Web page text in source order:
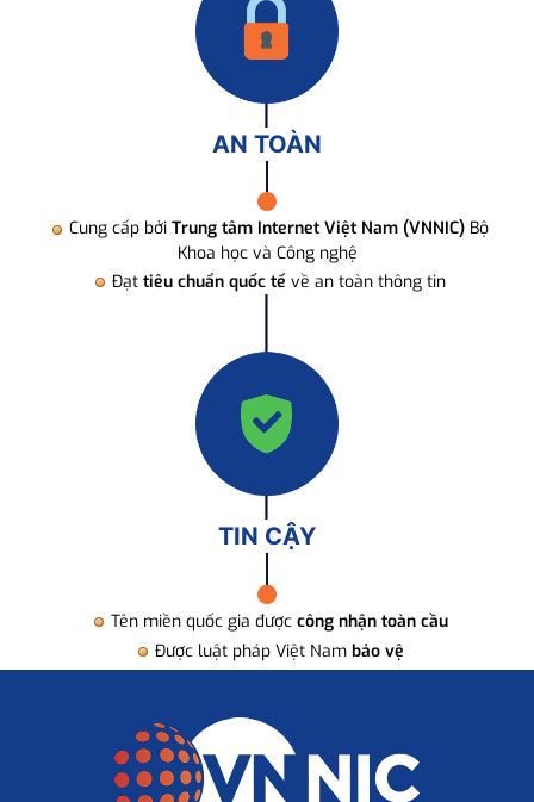
AN TOÀN
Cung cấp bởi Trung tâm Internet Việt Nam (VNNIC) Bộ
Khoa học và Công nghệ
Đạt tiêu chuẩn quốc tế về an toàn thông tin
TIN CẬY
Tên miền quốc gia được công nhận toàn cầu
Được luật pháp Việt Nam bảo vệ